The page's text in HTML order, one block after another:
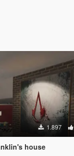
1.897
house